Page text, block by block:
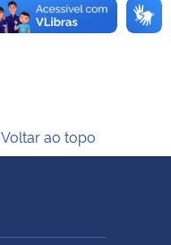
Voltar ao topo